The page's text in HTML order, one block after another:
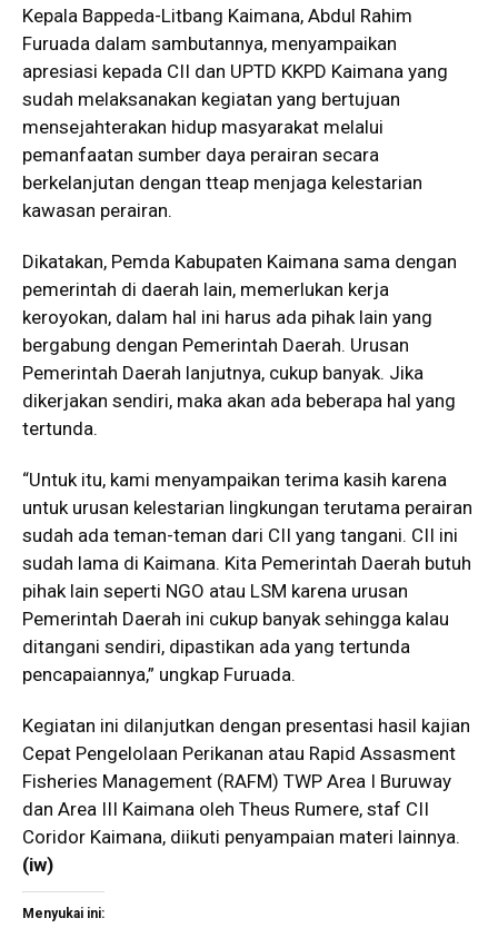
Kepala Bappeda-Litbang Kaimana, Abdul Rahim
Furuada dalam sambutannya, menyampaikan
apresiasi kepada CII dan UPTD KKPD Kaimana yang
sudah melaksanakan kegiatan yang bertujuan
mensejahterakan hidup masyarakat melalui
pemanfaatan sumber daya perairan secara
berkelanjutan dengan tteap menjaga kelestarian
kawasan perairan.
Dikatakan, Pemda Kabupaten Kaimana sama dengan
pemerintah di daerah lain, memerlukan kerja
keroyokan, dalam hal ini harus ada pihak lain yang
bergabung dengan Pemerintah Daerah. Urusan
Pemerintah Daerah lanjutnya, cukup banyak. Jika
dikerjakan sendiri, maka akan ada beberapa hal yang
tertunda.
“Untuk itu, kami menyampaikan terima kasih karena
untuk urusan kelestarian lingkungan terutama perairan
sudah ada teman-teman dari CII yang tangani. CII ini
sudah lama di Kaimana. Kita Pemerintah Daerah butuh
pihak lain seperti NGO atau LSM karena urusan
Pemerintah Daerah ini cukup banyak sehingga kalau
ditangani sendiri, dipastikan ada yang tertunda
pencapaiannya,” ungkap Furuada.
Kegiatan ini dilanjutkan dengan presentasi hasil kajian
Cepat Pengelolaan Perikanan atau Rapid Assasment
Fisheries Management (RAFM) TWP Area I Buruway
dan Area III Kaimana oleh Theus Rumere, staf CII
Coridor Kaimana, diikuti penyampaian materi lainnya.
(iw)
Menyukai ini: